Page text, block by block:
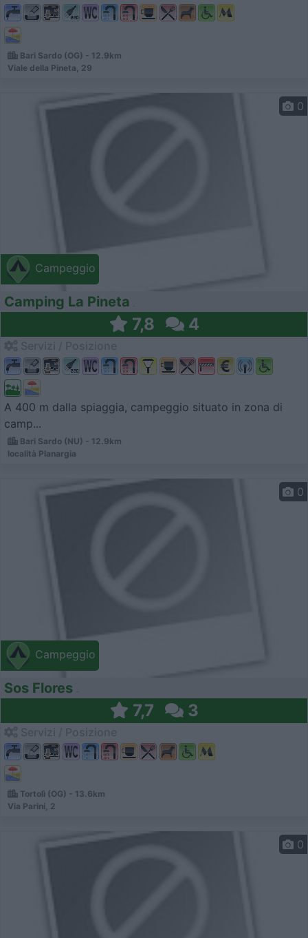
Bari Sardo (OG) - 12.9km
Viale della Pineta, 29
Campeggio
0
Camping La Pineta
7,8 4
A 400 m dalla spiaggia, campeggio situato in zona di
camp...
Bari Sardo (NU) - 12.9km
località Planargia
Campeggio
0
Sos Flores
7,7 3
Tortolì (OG) - 13.6km
Via Parini, 2
0